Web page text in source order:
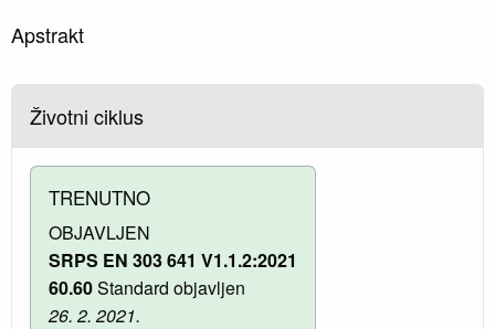
Apstrakt
Životni ciklus
TRENUTNO
OBJAVLJEN
SRPS EN 303 641 V1.1.2:2021
60.60Standard objavljen
26. 2. 2021.